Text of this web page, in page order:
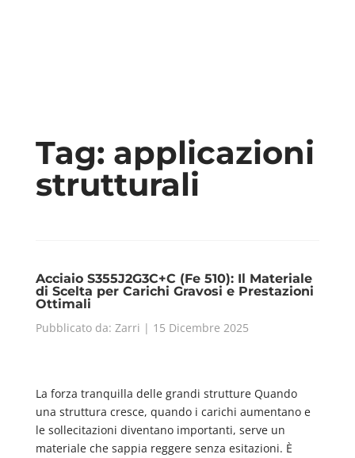
Tag: applicazioni
strutturali
Acciaio S355J2G3C+C (Fe 510): Il Materiale
di Scelta per Carichi Gravosi e Prestazioni
Ottimali
Pubblicato da: Zarri | 15 Dicembre 2025
La forza tranquilla delle grandi strutture Quando
una struttura cresce, quando i carichi aumentano e
le sollecitazioni diventano importanti, serve un
materiale che sappia reggere senza esitazioni. È